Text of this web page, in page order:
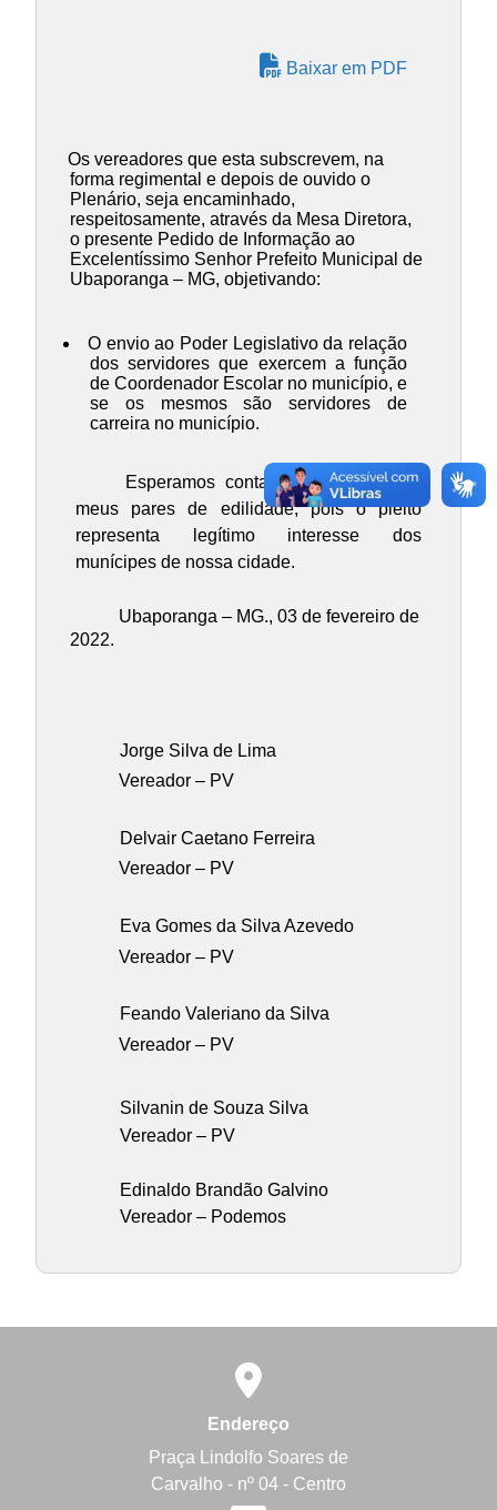
Baixar em PDF
Os vereadores que esta subscrevem, na
forma regimental e depois de ouvido o
Plenário, seja encaminhado,
respeitosamente, através da Mesa Diretora,
o presente Pedido de Informação ao
Excelentíssimo Senhor Prefeito Municipal de
Ubaporanga – MG, objetivando:
O envio ao Poder Legislativo da relação
dos servidores que exercem a função
de Coordenador Escolar no município, e
se os mesmos são servidores de
carreira no município.
Esperamos contar com o apoio de
meus pares de edilidade, pois o pleito
representa legítimo interesse dos
munícipes de nossa cidade.
Ubaporanga – MG., 03 de fevereiro de
2022.
Jorge Silva de Lima
Vereador – PV
Delvair Caetano Ferreira
Vereador – PV
Eva Gomes da Silva Azevedo
Vereador – PV
Feando Valeriano da Silva
Vereador – PV
Silvanin de Souza Silva
Vereador – PV
Edinaldo Brandão Galvino
Vereador – Podemos
Endereço
Praça Lindolfo Soares de
Carvalho - nº 04 - Centro